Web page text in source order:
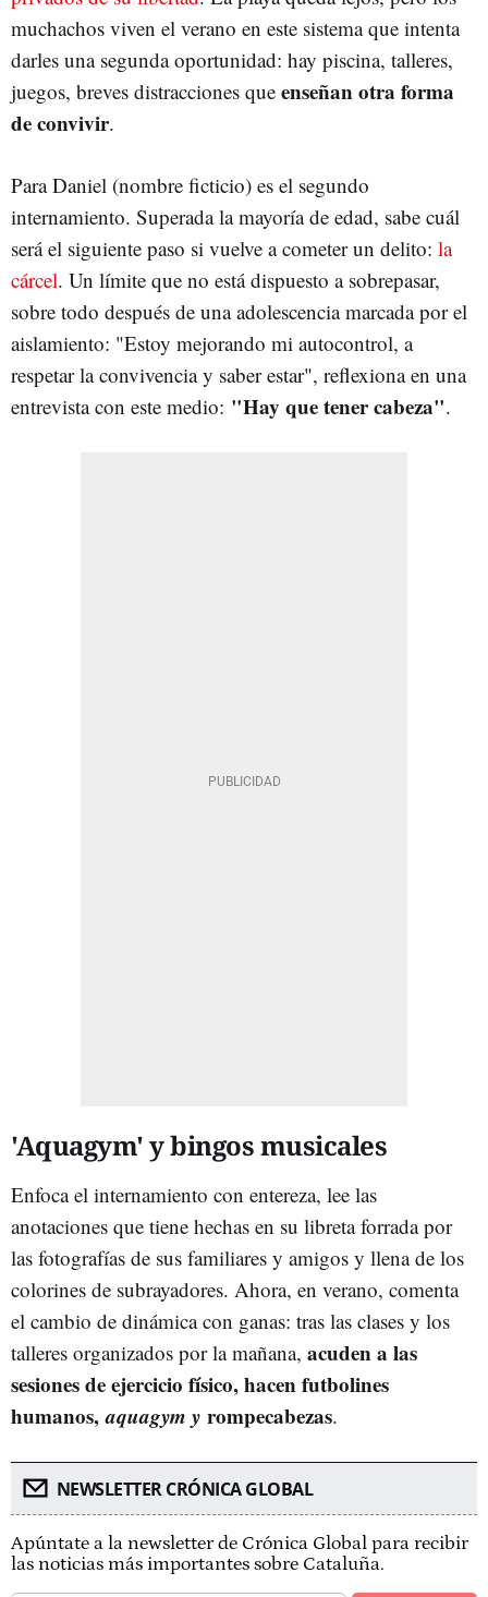
muchachos viven el verano en este sistema que intenta
darles una segunda oportunidad: hay piscina, talleres,
juegos, breves distracciones que enseñan otra forma
de convivir.
Para Daniel (nombre ficticio) es el segundo
internamiento. Superada la mayoría de edad, sabe cuál
será el siguiente paso si vuelve a cometer un delito: la
cárcel. Un límite que no está dispuesto a sobrepasar,
sobre todo después de una adolescencia marcada por el
aislamiento: "Estoy mejorando mi autocontrol, a
respetar la convivencia y saber estar", reflexiona en una
entrevista con este medio: "Hay que tener cabeza".
'Aquagym' y bingos musicales
Enfoca el internamiento con entereza, lee las
anotaciones que tiene hechas en su libreta forrada por
las fotografías de sus familiares y amigos y llena de los
colorines de subrayadores. Ahora, en verano, comenta
el cambio de dinámica con ganas: tras las clases y los
talleres organizados por la mañana, acuden a las
sesiones de ejercicio físico, hacen futbolines
humanos,aquagym y rompecabezas.
NEWSLETTER CRÓNICA GLOBAL
Apúntate a la newsletter de Crónica Global para recibir
las noticias más importantes sobre Cataluña.